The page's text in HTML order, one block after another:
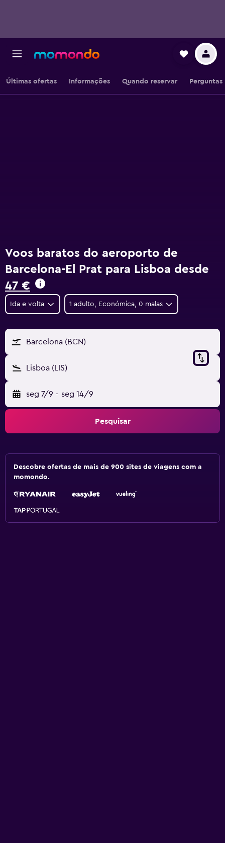
Últimas ofertas Informações Quando reservar Perguntas
Voos baratos do aeroporto de
Barcelona-El Prat para Lisboa desde
47 €
Ida e volta 1 adulto, Económica, 0 malas
Barcelona (BCN)
Lisboa (LIS)
seg 7/9 - seg 14/9
Pesquisar
Descobre ofertas de mais de 900 sites de viagens com a
momondo.